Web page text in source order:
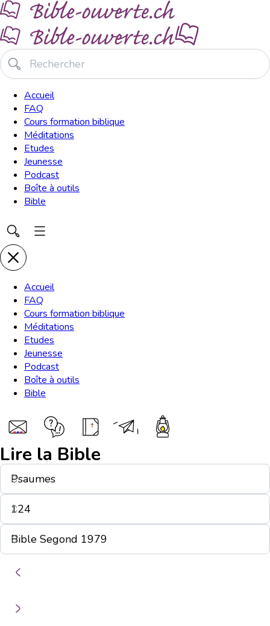
Accueil
FAQ
Cours formation biblique
Méditations
Etudes
Jeunesse
Podcast
Boîte à outils
Bible
Accueil
FAQ
Cours formation biblique
Méditations
Etudes
Jeunesse
Podcast
Boîte à outils
Bible
Lire la Bible